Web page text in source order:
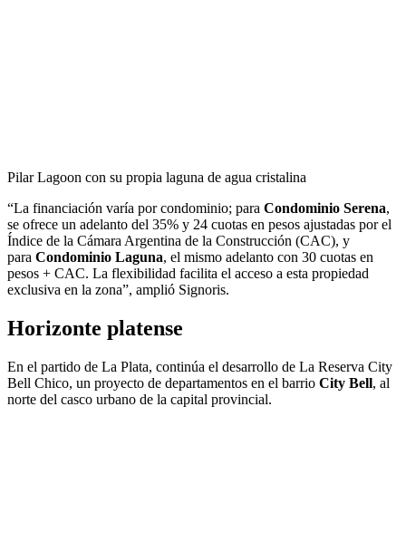
Pilar Lagoon con su propia laguna de agua cristalina
“La financiación varía por condominio; para Condominio Serena,
se ofrece un adelanto del 35% y 24 cuotas en pesos ajustadas por el
Índice de la Cámara Argentina de la Construcción (CAC), y
para Condominio Laguna, el mismo adelanto con 30 cuotas en
pesos + CAC. La flexibilidad facilita el acceso a esta propiedad
exclusiva en la zona”, amplió Signoris.
Horizonte platense
En el partido de La Plata, continúa el desarrollo de La Reserva City
Bell Chico, un proyecto de departamentos en el barrio City Bell, al
norte del casco urbano de la capital provincial.